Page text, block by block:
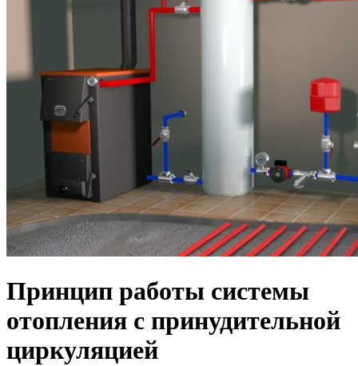
Принцип работы системы
отопления с принудительной
циркуляцией